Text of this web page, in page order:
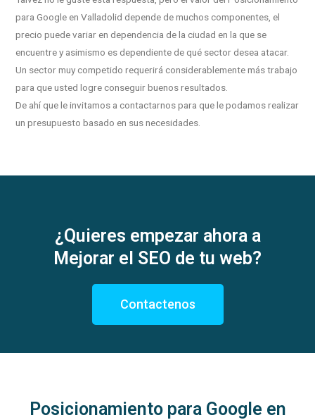
para Google en Valladolid depende de muchos componentes, el
precio puede variar en dependencia de la ciudad en la que se
encuentre y asimismo es dependiente de qué sector desea atacar.
Un sector muy competido requerirá considerablemente más trabajo
para que usted logre conseguir buenos resultados.
De ahí que le invitamos a contactarnos para que le podamos realizar
un presupuesto basado en sus necesidades.
¿Quieres empezar ahora a
Mejorar el SEO de tu web?
Contactenos
Posicionamiento para Google en